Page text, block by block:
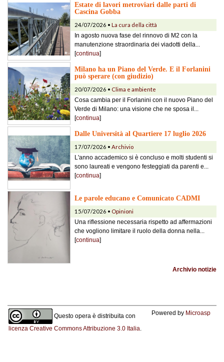
Estate di lavori metroviari dalle parti di
Cascina Gobba
24/07/2026 • La cura della città
In agosto nuova fase del rinnovo di M2 con la
manutenzione straordinaria dei viadotti della...
[continua]
Milano ha un Piano del Verde. E il Forlanini
può sperare (con giudizio)
20/07/2026 • Clima e ambiente
Cosa cambia per il Forlanini con il nuovo Piano del
Verde di Milano: una visione che ne sposa il...
[continua]
Dalle Università al Quartiere 17 luglio 2026
17/07/2026 • Archivio
L'anno accademico si è concluso e molti studenti si
sono laureati e vengono festeggiati da parenti e...
[continua]
Le parole educano e Comunicato CADMI
15/07/2026 • Opinioni
Una riflessione necessaria rispetto ad affermazioni
che vogliono limitare il ruolo della donna nella...
[continua]
Archivio notizie
Questo opera è distribuita con
licenza Creative Commons Attribuzione 3.0 Italia.
Powered by Microasp